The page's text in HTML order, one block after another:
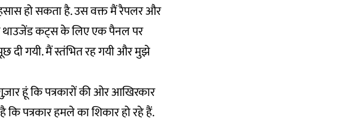
हो सकता है. उस वक्त मैं रैपलर और
अ थाउजेंड कट्स के लिए एक पैनल पर
दी गयी. मैं स्तंभित रह गयी और मुझे
हूं कि पत्रकारों की ओर आखिरकार
पत्रकार हमले का शिकार हो रहे हैं.